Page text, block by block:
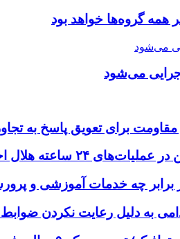
همه گروه‌ها خواهد بود
می‌شود
برای تعویق پاسخ به
برابر چه خدمات آموزشی و